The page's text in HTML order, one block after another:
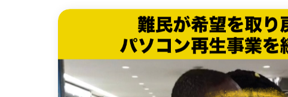
関東
中部
近畿
鳥